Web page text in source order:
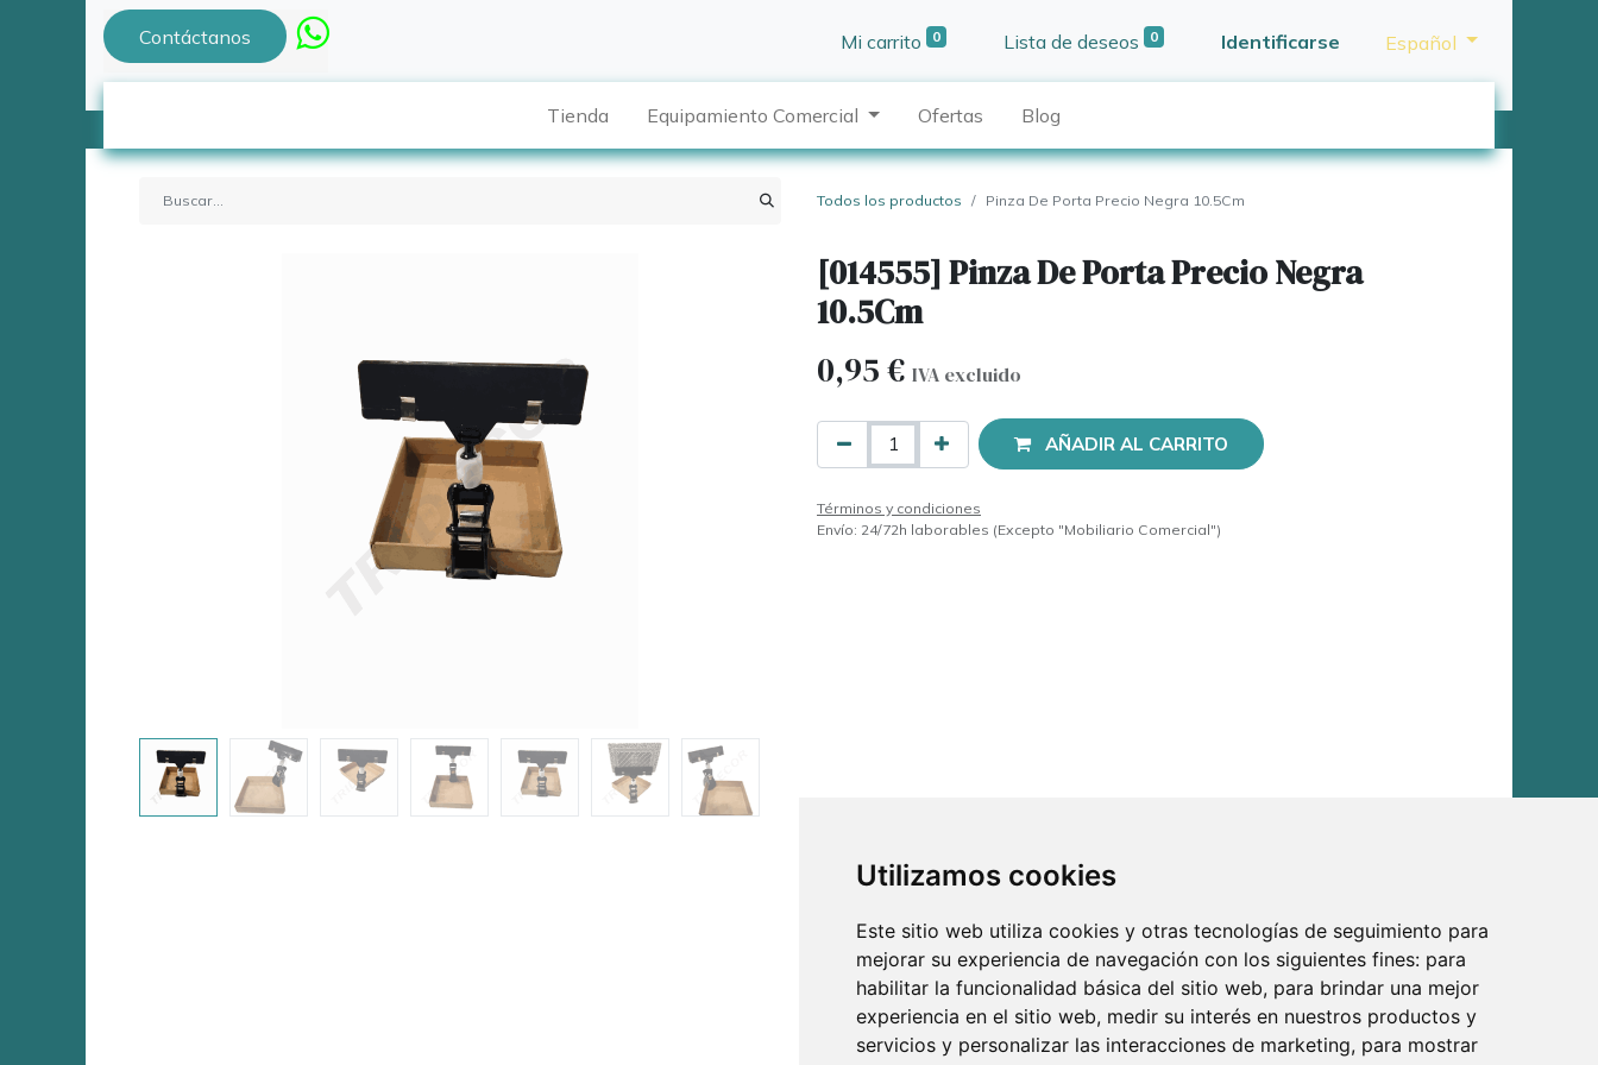
Utilizamos cookies
Este sitio web utiliza cookies y otras tecnologías de seguimiento para
mejorar su experiencia de navegación con los siguientes fines: para
habilitar la funcionalidad básica del sitio web, para brindar una mejor
experiencia en el sitio web, medir su interés en nuestros productos y
servicios y personalizar las interacciones de marketing, para mostrar
Contáctanos Mi carrito 0 Lista de deseos 0 Identificarse Español
Tienda Equipamiento Comercial Ofertas Blog
Todos los productos Pinza De Porta Precio Negra 10.5Cm
[014555] Pinza De Porta Precio Negra
10.5Cm
0,95€ IVA excluido
AÑADIR AL CARRITO
Términos y condiciones
Envío: 24/72h laborables (Excepto "Mobiliario Comercial")